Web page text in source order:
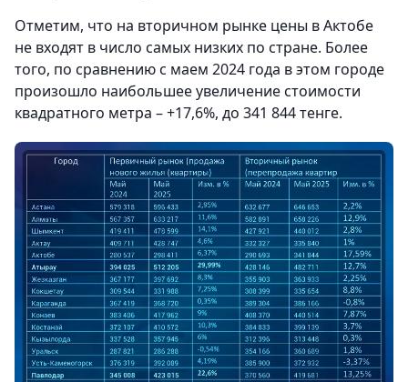
Отметим, что на вторичном рынке цены в Актобе
не входят в число самых низких по стране. Более
того, по сравнению с маем 2024 года в этом городе
произошло наибольшее увеличение стоимости
квадратного метра – +17,6%, до 341 844 тенге.